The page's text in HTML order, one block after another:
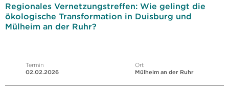
Regionales Vernetzungstreffen: Wie gelingt die
ökologische Transformation in Duisburg und
Mülheim an der Ruhr?
Termin
02.02.2026
Ort
Mülheim an der Ruhr